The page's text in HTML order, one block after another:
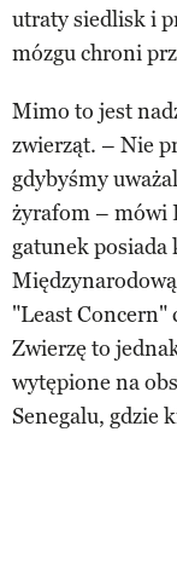
utraty siedlisk i
mózgu chroni
Mimo to jest
zwierząt. – Nie
gdybyśmy
żyrafom – mówi
gatunek posiada
"Least Concern"
Zwierzę to
wytępione na
Senegalu, gdzie